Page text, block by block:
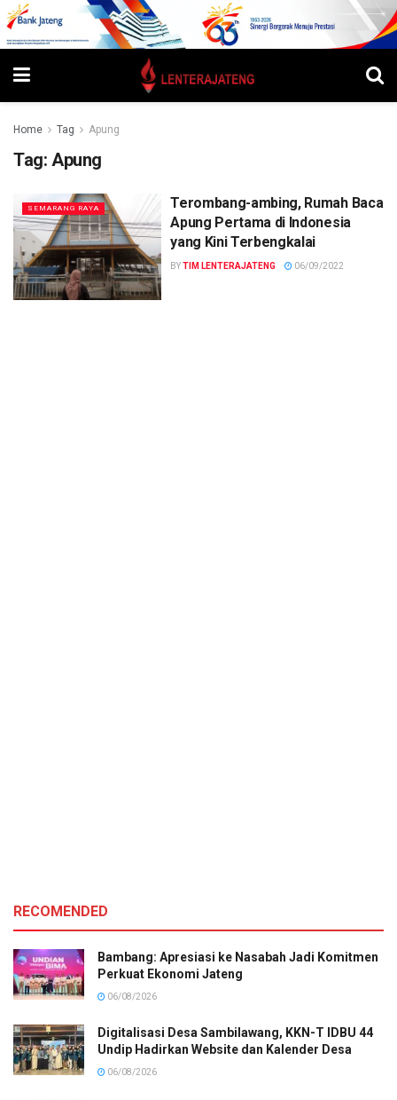
Home Tag Apung
Tag: Apung
SEMARANG RAYA
Terombang-ambing, Rumah Baca
Apung Pertama di Indonesia
yang Kini Terbengkalai
BYTIM LENTERAJATENG 06/09/2022
RECOMENDED
Bambang: Apresiasi ke Nasabah Jadi Komitmen
Perkuat Ekonomi Jateng
06/08/2026
Digitalisasi Desa Sambilawang, KKN-T IDBU 44
Undip Hadirkan Website dan Kalender Desa
06/08/2026